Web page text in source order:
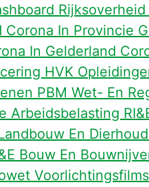
Corona In Provincie
In Gelderland
HVK
PBM Wet- En
Arbeidsbelasting
En
Bouw En
Voorlichtingsfilms